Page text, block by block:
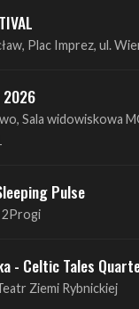
Plac Imprez, ul.
Sala widowiskowa
Pulse
2Progi
- Celtic Tales
Ziemi Rybnickiej